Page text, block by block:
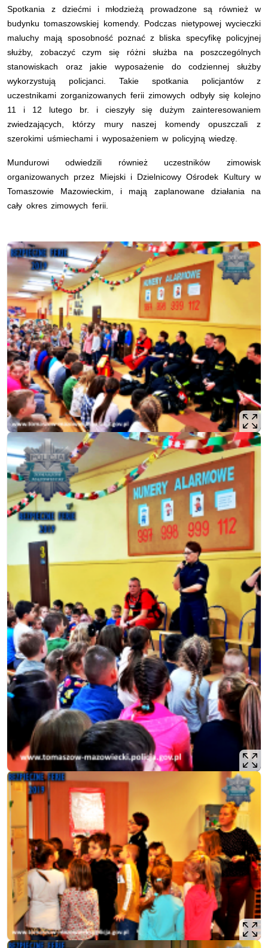
Spotkania z dziećmi i młodzieżą prowadzone są również w
budynku tomaszowskiej komendy. Podczas nietypowej wycieczki
maluchy mają sposobność poznać z bliska specyfikę policyjnej
służby, zobaczyć czym się różni służba na poszczególnych
stanowiskach oraz jakie wyposażenie do codziennej służby
wykorzystują policjanci. Takie spotkania policjantów z
uczestnikami zorganizowanych ferii zimowych odbyły się kolejno
11 i 12 lutego br. i cieszyły się dużym zainteresowaniem
zwiedzających, którzy mury naszej komendy opuszczali z
szerokimi uśmiechami i wyposażeniem w policyjną wiedzę.
Mundurowi odwiedzili również uczestników zimowisk
organizowanych przez Miejski i Dzielnicowy Ośrodek Kultury w
Tomaszowie Mazowieckim, i mają zaplanowane działania na
cały okres zimowych ferii.